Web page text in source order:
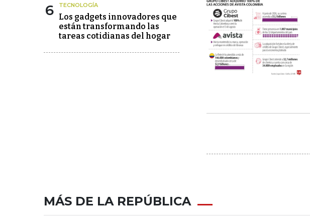
6 TECNOLOGÍA
Los gadgets innovadores que
están transformando las
tareas cotidianas del hogar
MÁS DE LA REPÚBLICA